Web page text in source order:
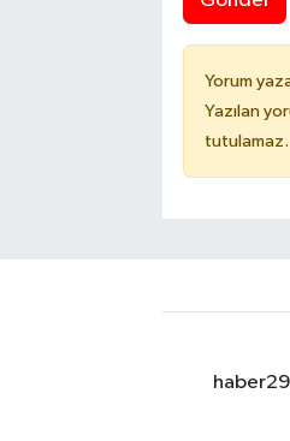
Yorum
Yazılan
tutulamaz.